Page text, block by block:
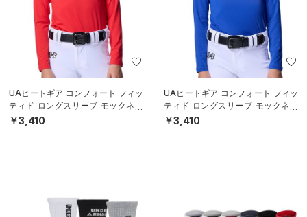
UAヒートギア コンフォート フィッ
ティド ロングスリーブ モックネッ
ク シャツ（ベースボール/BOYS）
￥3,410
UAヒートギア コンフォート フィッ
ティド ロングスリーブ モックネッ
ク シャツ（ベースボール/BOYS）
￥3,410